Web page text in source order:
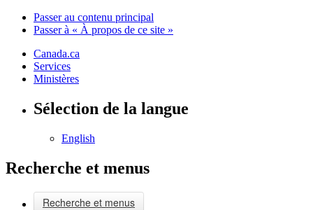
Passer au contenu principal
Passer à « À propos de ce site »
Canada.ca
Services
Ministères
Sélection de la langue
English
Recherche et menus
Recherche et menus